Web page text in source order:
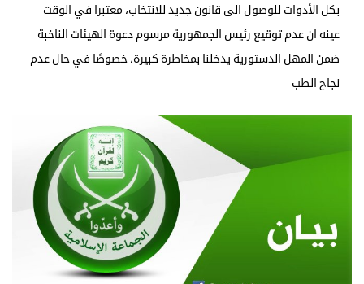
بكل الأدوات للوصول الى قانون جديد للانتخاب، معتبرا في الوقت
عينه ان عدم توقيع رئيس الجمهورية مرسوم دعوة الهيئات الناخبة
ضمن المهل الدستورية يدخلنا بمخاطرة كبيرة، خصوصًا في حال عدم
نجاح الطب